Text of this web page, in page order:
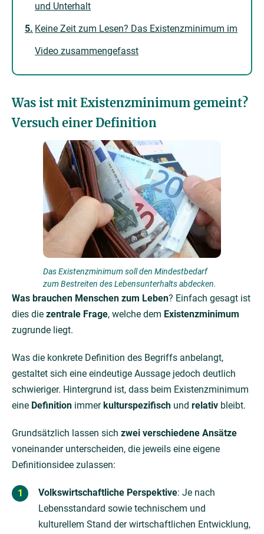
und Unterhalt
Keine Zeit zum Lesen? Das Existenzminimum im
Video zusammengefasst
Was ist mit Existenzminimum gemeint?
Versuch einer Definition
Das Existenzminimum soll den Mindestbedarf
zum Bestreiten des Lebensunterhalts abdecken.
Was brauchen Menschen zum Leben? Einfach gesagt ist
dies die zentrale Frage, welche dem Existenzminimum
zugrunde liegt.
Was die konkrete Definition des Begriffs anbelangt,
gestaltet sich eine eindeutige Aussage jedoch deutlich
schwieriger. Hintergrund ist, dass beim Existenzminimum
eine Definition immerkulturspezifisch und relativ bleibt.
Grundsätzlich lassen sich zwei verschiedene Ansätze
voneinander unterscheiden, die jeweils eine eigene
Definitionsidee zulassen:
Volkswirtschaftliche Perspektive: Je nach
Lebensstandard sowie technischem und
kulturellem Stand der wirtschaftlichen Entwicklung,